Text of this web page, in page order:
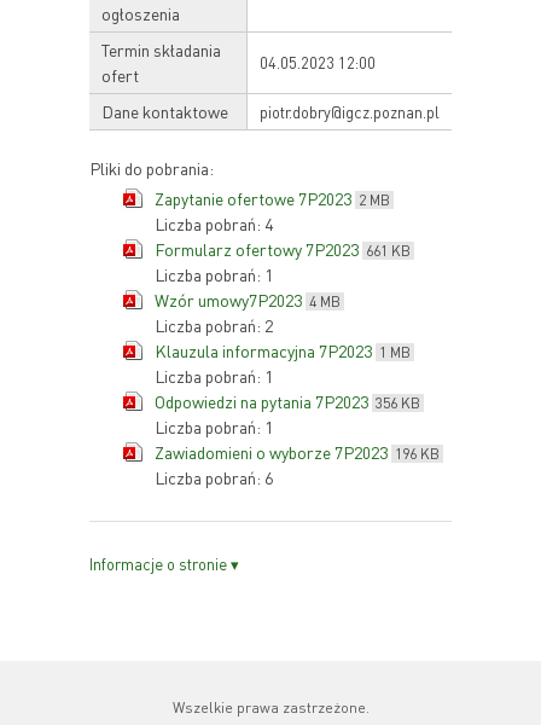
ogłoszenia
Termin składania
ofert
04.05.2023 12:00
Dane kontaktowe piotr.dobry@igcz.poznan.pl
Pliki do pobrania:
Zapytanie ofertowe 7P2023 2 MB
Liczba pobrań: 4
Formularz ofertowy 7P2023 661 KB
Liczba pobrań: 1
Wzór umowy7P2023 4 MB
Liczba pobrań: 2
Klauzula informacyjna 7P2023 1 MB
Liczba pobrań: 1
Odpowiedzi na pytania 7P2023 356 KB
Liczba pobrań: 1
Zawiadomieni o wyborze 7P2023 196 KB
Liczba pobrań: 6
Informacje o stronie ▾
Wszelkie prawa zastrzeżone.